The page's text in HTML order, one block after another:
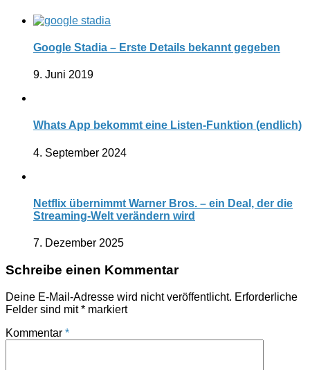
Google Stadia – Erste Details bekannt gegeben
9. Juni 2019
Whats App bekommt eine Listen-Funktion (endlich)
4. September 2024
Netflix übernimmt Warner Bros. – ein Deal, der die
Streaming-Welt verändern wird
7. Dezember 2025
Schreibe einen Kommentar
Deine E-Mail-Adresse wird nicht veröffentlicht. Erforderliche
Felder sind mit* markiert
Kommentar *